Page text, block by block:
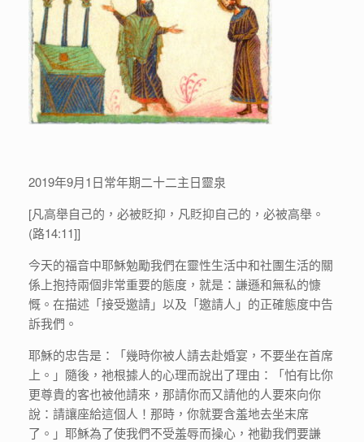
2019年9月1日常年期二十二主日靈泉
[凡高舉自己的，必被貶抑，凡貶抑自己的，必被高舉。
(路14:11]]
今天的福音中耶穌勉勵我們在靈性生活中和社團生活的關
係上抱持兩個非常重要的態度，就是：謙遜和無私的慷
慨。在描述「接受邀請」以及「邀請人」的正確態度中告
訴我們。
耶穌的忠告是：「幾時你被人請去赴婚宴，不要坐在首席
上。」隨後，祂根據人的心理而說出了理由：「怕有比你
更尊貴的客也被他請來，那請你而又請他的人要來向你
說：請讓座給這個人！那時，你就要含羞地去坐末席
了。」耶穌為了使我們不受羞辱而操心，祂勸我們要謙